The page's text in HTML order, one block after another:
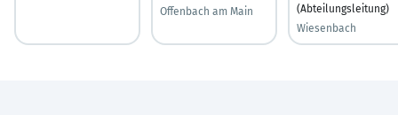
Offenbach am Main
(Abteilungsleitung)
Wiesenbach